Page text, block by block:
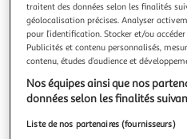
faire équipe. C'est à deux
moulin qui menaçait de les
vont accomplir les missions
du venin de crapauds bleus
déniche
En savoir +
Vous voulez connaître
Afficher
traitent des données selon les finalités
géolocalisation précises. Analyser
pour l’identification. Stocker et/ou
Publicités et contenu personnalisés,
contenu, études d’audience et
Nos équipes ainsi que nos
données selon les finalités
Liste de nos partenaires (fournisseurs)